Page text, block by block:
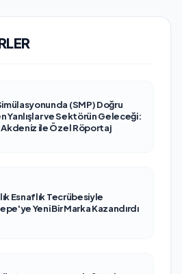
(SMP) Doğru
Yanlışlar ve Sektörün Geleceği:
Akdeniz ile Özel Röportaj
Esnaflık Tecrübesiyle
Yeni Bir Marka Kazandırdı